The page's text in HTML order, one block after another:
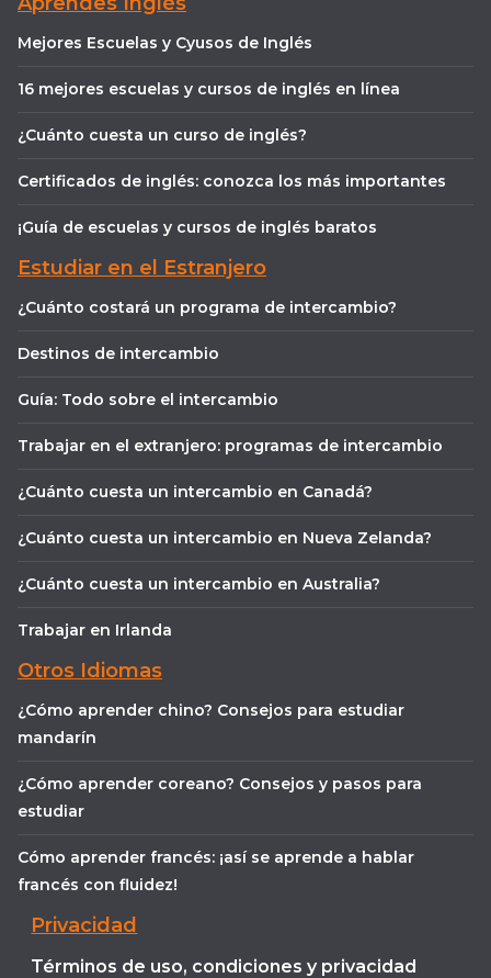
Mejores Escuelas y Cyusos de Inglés
16 mejores escuelas y cursos de inglés en línea
¿Cuánto cuesta un curso de inglés?
Certificados de inglés: conozca los más importantes
¡Guía de escuelas y cursos de inglés baratos
Estudiar en el Estranjero
¿Cuánto costará un programa de intercambio?
Destinos de intercambio
Guía: Todo sobre el intercambio
Trabajar en el extranjero: programas de intercambio
¿Cuánto cuesta un intercambio en Canadá?
¿Cuánto cuesta un intercambio en Nueva Zelanda?
¿Cuánto cuesta un intercambio en Australia?
Trabajar en Irlanda
Otros Idiomas
¿Cómo aprender chino? Consejos para estudiar
mandarín
¿Cómo aprender coreano? Consejos y pasos para
estudiar
Cómo aprender francés: ¡así se aprende a hablar
francés con fluidez!
Privacidad
Términos de uso, condiciones y privacidad